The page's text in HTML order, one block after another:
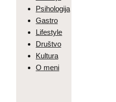
Psihologija
Gastro
Lifestyle
Društvo
Kultura
O meni